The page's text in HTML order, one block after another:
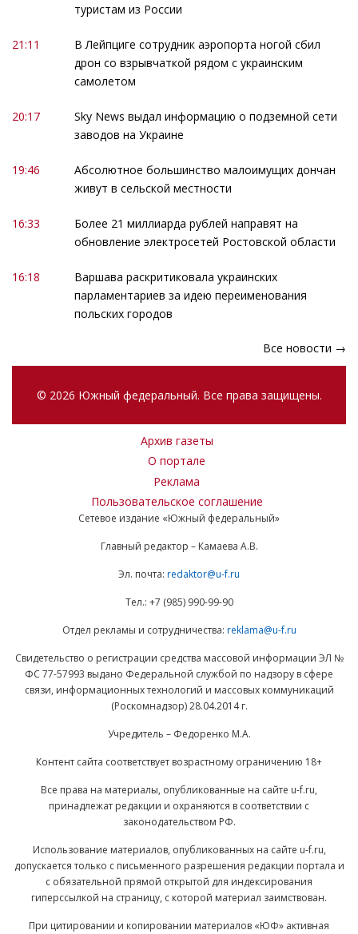
туристам из России
21:11
В Лейпциге сотрудник аэропорта ногой сбил
дрон со взрывчаткой рядом с украинским
самолетом
20:17
Sky News выдал информацию о подземной сети
заводов на Украине
19:46
Абсолютное большинство малоимущих дончан
живут в сельской местности
16:33
Более 21 миллиарда рублей направят на
обновление электросетей Ростовской области
16:18
Варшава раскритиковала украинских
парламентариев за идею переименования
польских городов
Все новости →
© 2026 Южный федеральный. Все права защищены.
Архив газеты
О портале
Реклама
Пользовательское соглашение
Сетевое издание «Южный федеральный»
Главный редактор – Камаева А.В.
Эл. почта: redaktor@u-f.ru
Тел.: +7 (985) 990-99-90
Отдел рекламы и сотрудничества: reklama@u-f.ru
Свидетельство о регистрации средства массовой информации ЭЛ №
ФС 77-57993 выдано Федеральной службой по надзору в сфере
связи, информационных технологий и массовых коммуникаций
(Роскомнадзор) 28.04.2014 г.
Учредитель – Федоренко М.А.
Контент сайта соответствует возрастному ограничению 18+
Все права на материалы, опубликованные на сайте u-f.ru,
принадлежат редакции и охраняются в соответствии с
законодательством РФ.
Использование материалов, опубликованных на сайте u-f.ru,
допускается только с письменного разрешения редакции портала и
с обязательной прямой открытой для индексирования
гиперссылкой на страницу, с которой материал заимствован.
При цитировании и копировании материалов «ЮФ» активная